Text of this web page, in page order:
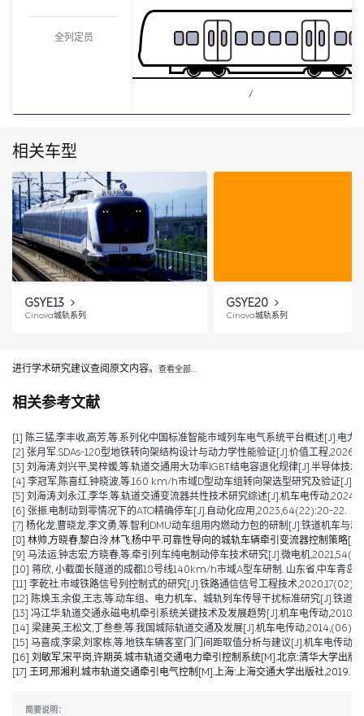
全列定员
/
相关车型
GSYE13
Cinova城轨系列
GSYE20
Cinova城轨系列
进行学术研究建议查阅原文内容。 查看全部…
相关参考文献
[1] 陈三猛,李丰收,高芳,等.系列化中国标准智能市域列车电气系统平台概述[J].电
[2] 张月军.SDAs-120型地铁转向架结构设计与动力学性能验证[J].价值工程
[3] 刘海涛,刘兴平,吴梓媛,等.轨道交通用大功率IGBT结电容退化规律[J].半导体技
[4] 李冠军,陈喜红,钟晓波,等.160 km/h市域D型动车组转向架选型研究及验证[J].
[5] 刘海涛,刘永江,李华,等.轨道交通变流器共性技术研究综述[J].机车电传动
[6] 张振.电制动到零情况下的ATO精确停车[J].自动化应用,2023,64(22):20-22.
[7] 杨化龙,曹晓龙,李文勇,等.智利DMU动车组用内燃动力包的研制[J].铁道机车与
[8] 林帅,方晓春,黎白泠,林飞,杨中平.可靠性导向的城轨车辆牵引变流器控制策略
[9] 马法运,钟志宏,方晓春,等.牵引列车纯电制动停车技术研究[J].微电机
[10] 蒋欣, 小截面长隧道的成都18号线140km/h市域A型车研制. 山东省,中车青岛
[11] 李乾社.市域铁路信号列控制式的研究[J].铁路通信信号工程技术
[12] 陈焕玉,余俊,王志,等.动车组、电力机车、城轨列车传导干扰标准研究[J].铁道
[13] 冯江华.轨道交通永磁电机牵引系统关键技术及发展趋势[J].机车电传动
[14] 梁建英,王松文,丁叁叁,等.我国城际轨道交通及发展[J].机车电传动
[15] 马喜成,李梁,刘家栋,等.地铁车辆客室门门间距取值分析与建议[J].机车电传动
[16] 刘敏军,宋平岗,许期英.城市轨道交通电力牵引控制系统[M].北京:清华大学出版
[17] 王珂,邢湘利.城市轨道交通牵引电气控制[M].上海:上海交通大学出版社,2019.
简要说明：